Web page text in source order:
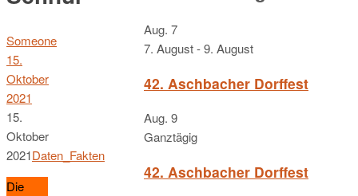
Someone
15.
Oktober
2021
15.
Oktober
2021Daten_Fakten
Die
Aug. 7
7. August-9. August
42. Aschbacher Dorffest
Aug. 9
Ganztägig
42. Aschbacher Dorffest